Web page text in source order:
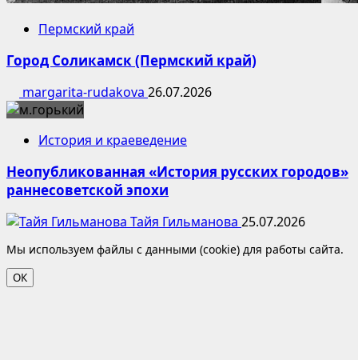
Пермский край
Город Соликамск (Пермский край)
margarita-rudakova 26.07.2026
История и краеведение
Неопубликованная «История русских городов»
раннесоветской эпохи
Тайя Гильманова 25.07.2026
Мы используем файлы с данными (cookie) для работы сайта.
ОК